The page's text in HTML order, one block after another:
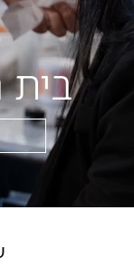
בית